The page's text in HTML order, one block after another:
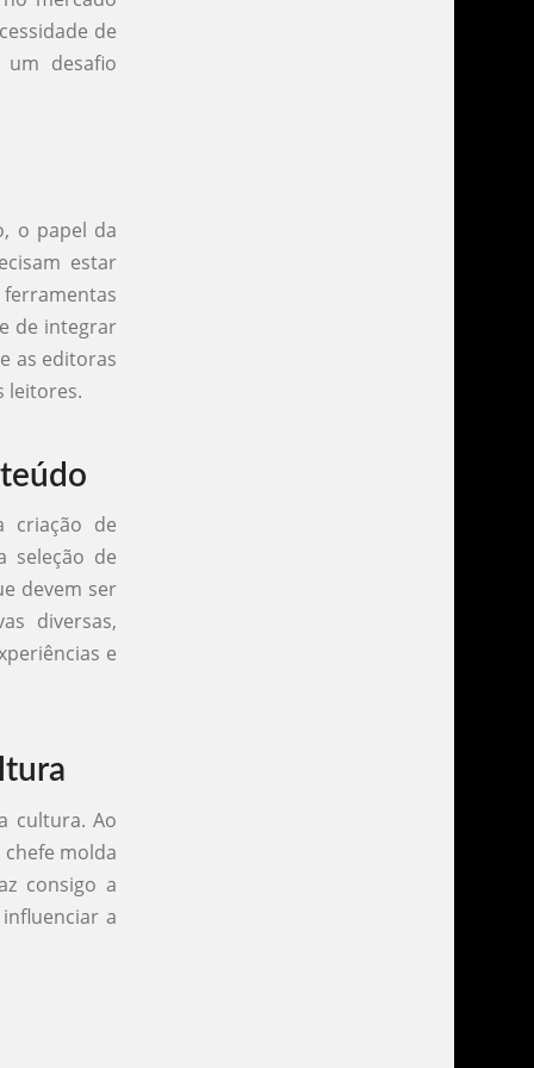
de
desafio
o papel da
estar
ferramentas
de integrar
as editoras
leitores.
criação de
seleção de
devem ser
diversas,
e
cultura. Ao
molda
consigo a
a